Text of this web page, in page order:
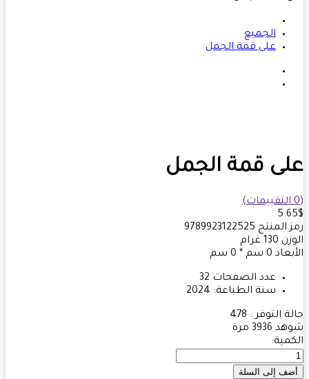
الجميع
على قمة الجمل
قمة الجمل
المنتج9789923122525
130 غرام
0 سم * 0 سم
عدد الصفحات 32
سنة الطباعة: 2024
التوفر : 478
3936 مرة